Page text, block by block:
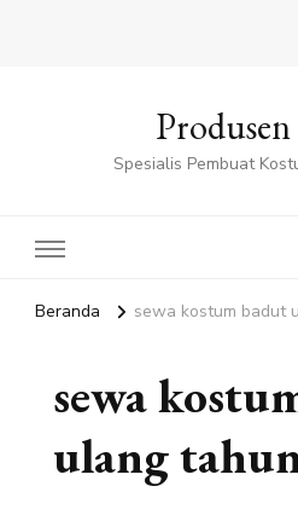
Spesialis Pembuat
Beranda sewa kostum badut
sewa
ulang